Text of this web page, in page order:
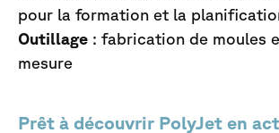
pour la formation et la
Outillage : fabrication de moules
mesure
Prêt à découvrir PolyJet en